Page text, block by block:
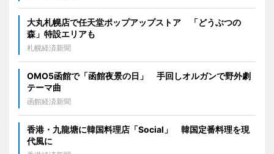
大丸札幌店で任天堂ポップアップストア 「どうぶつの
森」特設エリアも
札幌経済新聞
OMO5函館で「函館夜景の日」 手回しオルガンで野外劇
テーマ曲
函館経済新聞
香港・九龍塘に韓国料理店「Social」 韓国定番料理を現
代風に